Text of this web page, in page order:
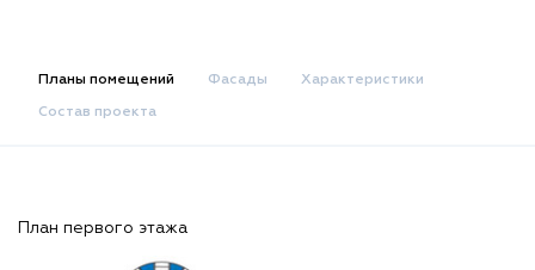
Планы помещений Фасады Характеристики
Состав проекта
План первого этажа